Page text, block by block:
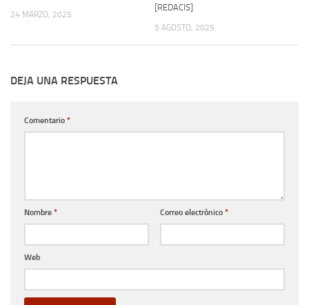
24 MARZO, 2025
[REDACIS]
5 AGOSTO, 2025
DEJA UNA RESPUESTA
Comentario *
Nombre * Correo electrónico *
Web